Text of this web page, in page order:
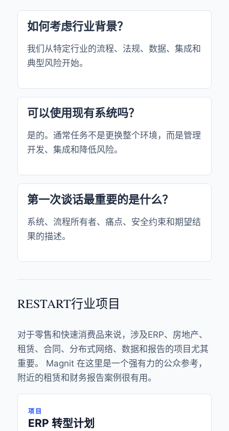
如何考虑行业背景？
我们从特定行业的流程、法规、数据、集成和
典型风险开始。
可以使用现有系统吗？
是的。通常任务不是更换整个环境，而是管理
开发、集成和降低风险。
第一次谈话最重要的是什么？
系统、流程所有者、痛点、安全约束和期望结
果的描述。
RESTART行业项目
对于零售和快速消费品来说，涉及ERP、房地产、
租赁、合同、分布式网络、数据和报告的项目尤其
重要。 Magnit 在这里是一个强有力的公众参考，
附近的租赁和财务报告案例很有用。
项目
ERP 转型计划